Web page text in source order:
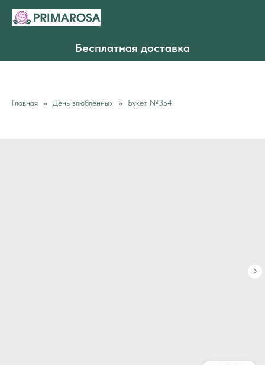
Бесплатная доставка
Главная День влюблённых Букет №354